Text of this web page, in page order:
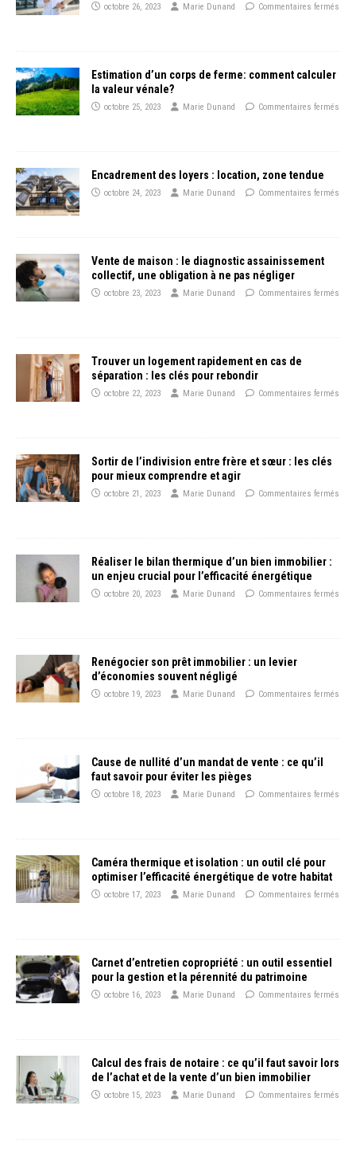
octobre 26, 2023 Marie Dunand Commentaires fermés
Estimation d’un corps de ferme: comment calculer
la valeur vénale?
octobre 25, 2023 Marie Dunand Commentaires fermés
Encadrement des loyers : location, zone tendue
octobre 24, 2023 Marie Dunand Commentaires fermés
Vente de maison : le diagnostic assainissement
collectif, une obligation à ne pas négliger
octobre 23, 2023 Marie Dunand Commentaires fermés
Trouver un logement rapidement en cas de
séparation : les clés pour rebondir
octobre 22, 2023 Marie Dunand Commentaires fermés
Sortir de l’indivision entre frère et sœur : les clés
pour mieux comprendre et agir
octobre 21, 2023 Marie Dunand Commentaires fermés
Réaliser le bilan thermique d’un bien immobilier :
un enjeu crucial pour l’efficacité énergétique
octobre 20, 2023 Marie Dunand Commentaires fermés
Renégocier son prêt immobilier : un levier
d’économies souvent négligé
octobre 19, 2023 Marie Dunand Commentaires fermés
Cause de nullité d’un mandat de vente : ce qu’il
faut savoir pour éviter les pièges
octobre 18, 2023 Marie Dunand Commentaires fermés
Caméra thermique et isolation : un outil clé pour
optimiser l’efficacité énergétique de votre habitat
octobre 17, 2023 Marie Dunand Commentaires fermés
Carnet d’entretien copropriété : un outil essentiel
pour la gestion et la pérennité du patrimoine
octobre 16, 2023 Marie Dunand Commentaires fermés
Calcul des frais de notaire : ce qu’il faut savoir lors
de l’achat et de la vente d’un bien immobilier
octobre 15, 2023 Marie Dunand Commentaires fermés